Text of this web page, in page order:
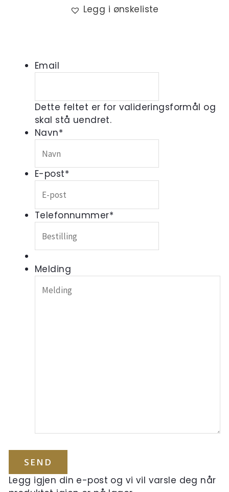
Legg i ønskeliste
Email
Dette feltet er for valideringsformål og
skal stå uendret.
Navn*
E-post*
Telefonnummer*
Melding
Legg igjen din e-post og vi vil varsle deg når